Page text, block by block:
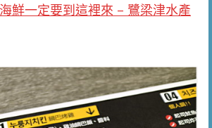
鮮一定要到這裡來 – 鷺梁津水產